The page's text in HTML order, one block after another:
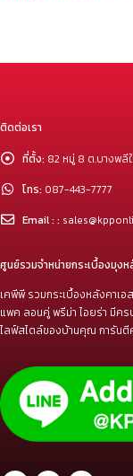
ติดต่อเรา
ที่ตั้ง: 82 หมู่ 8 ต.บางพลี
โทร: 087-443-7777
Email : :
ศูนย์รวมจำหน่ายกระเบื้องมุงห
เคพีพี รวมกระเบื้องหลังคาเ
แพค ลอนคู่ พรีม่า ไอยร่า มีค
ไลฟ์สไตล์ของบ้านคุณ การัน